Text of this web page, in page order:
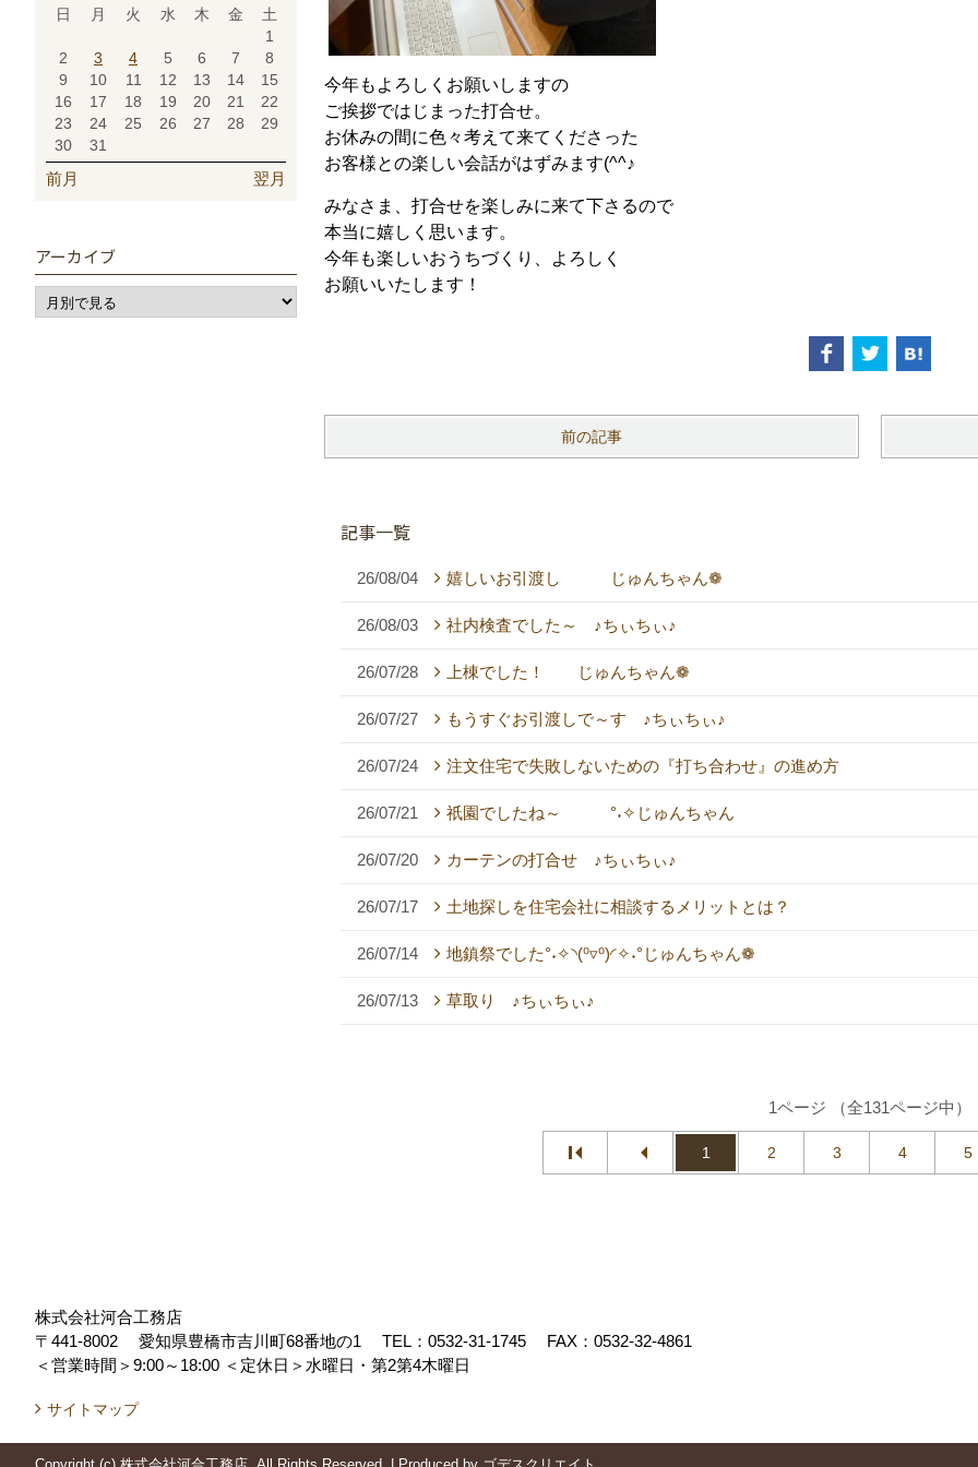
今年もよろしくお願いしますの
ご挨拶ではじまった打合せ。
お休みの間に色々考えて来てくださった
お客様との楽しい会話がはずみます(^^♪
みなさま、打合せを楽しみに来て下さるので
本当に嬉しく思います。
今年も楽しいおうちづくり、よろしく
お願いいたします！
前の記事
記事一覧
26/08/04 嬉しいお引渡し じゅんちゃん❁
26/08/03 社内検査でした～ ♪ちぃちぃ♪
26/07/28 上棟でした！ じゅんちゃん❁
26/07/27 もうすぐお引渡しで～す ♪ちぃちぃ♪
26/07/24 注文住宅で失敗しないための『打ち合わせ』の進め方
26/07/21 祇園でしたね～ °˖✧じゅんちゃん
26/07/20 カーテンの打合せ ♪ちぃちぃ♪
26/07/17 土地探しを住宅会社に相談するメリットとは？
26/07/14 地鎮祭でした°˖✧◝(⁰▿⁰)◜✧˖°じゅんちゃん❁
26/07/13 草取り ♪ちぃちぃ♪
1ページ （全131ページ中）
1 2 3 4 5
日 月 火 水 木 金
土
1
2
3 4 5 6 7
8
9
10 11 12 13 14
15
16
17 18 19 20 21
22
23
24 25 26 27 28
29
30
31
前月 翌月
アーカイブ
株式会社河合工務店
〒441-8002
愛知県豊橋市吉川町68番地の1 TEL： 0532-31-1745
FAX：0532-32-4861
＜営業時間＞9:00～18:00 ＜定休日＞水曜日・第2第4木曜日
サイトマップ